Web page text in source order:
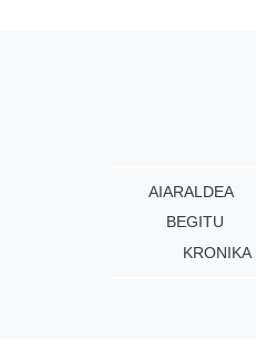
AIARALDEA
BEGITU
KRONIKA